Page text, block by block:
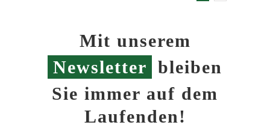
Mit unserem
Newsletter
bleiben
Sie immer auf dem
Laufenden!